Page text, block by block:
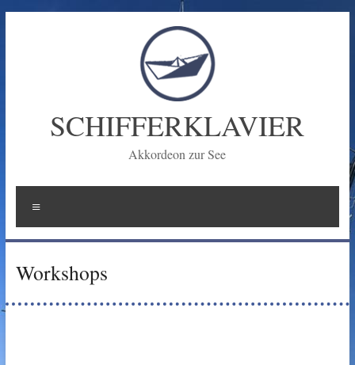
SCHIFFERKLAVIER
Akkordeon zur See
Workshops